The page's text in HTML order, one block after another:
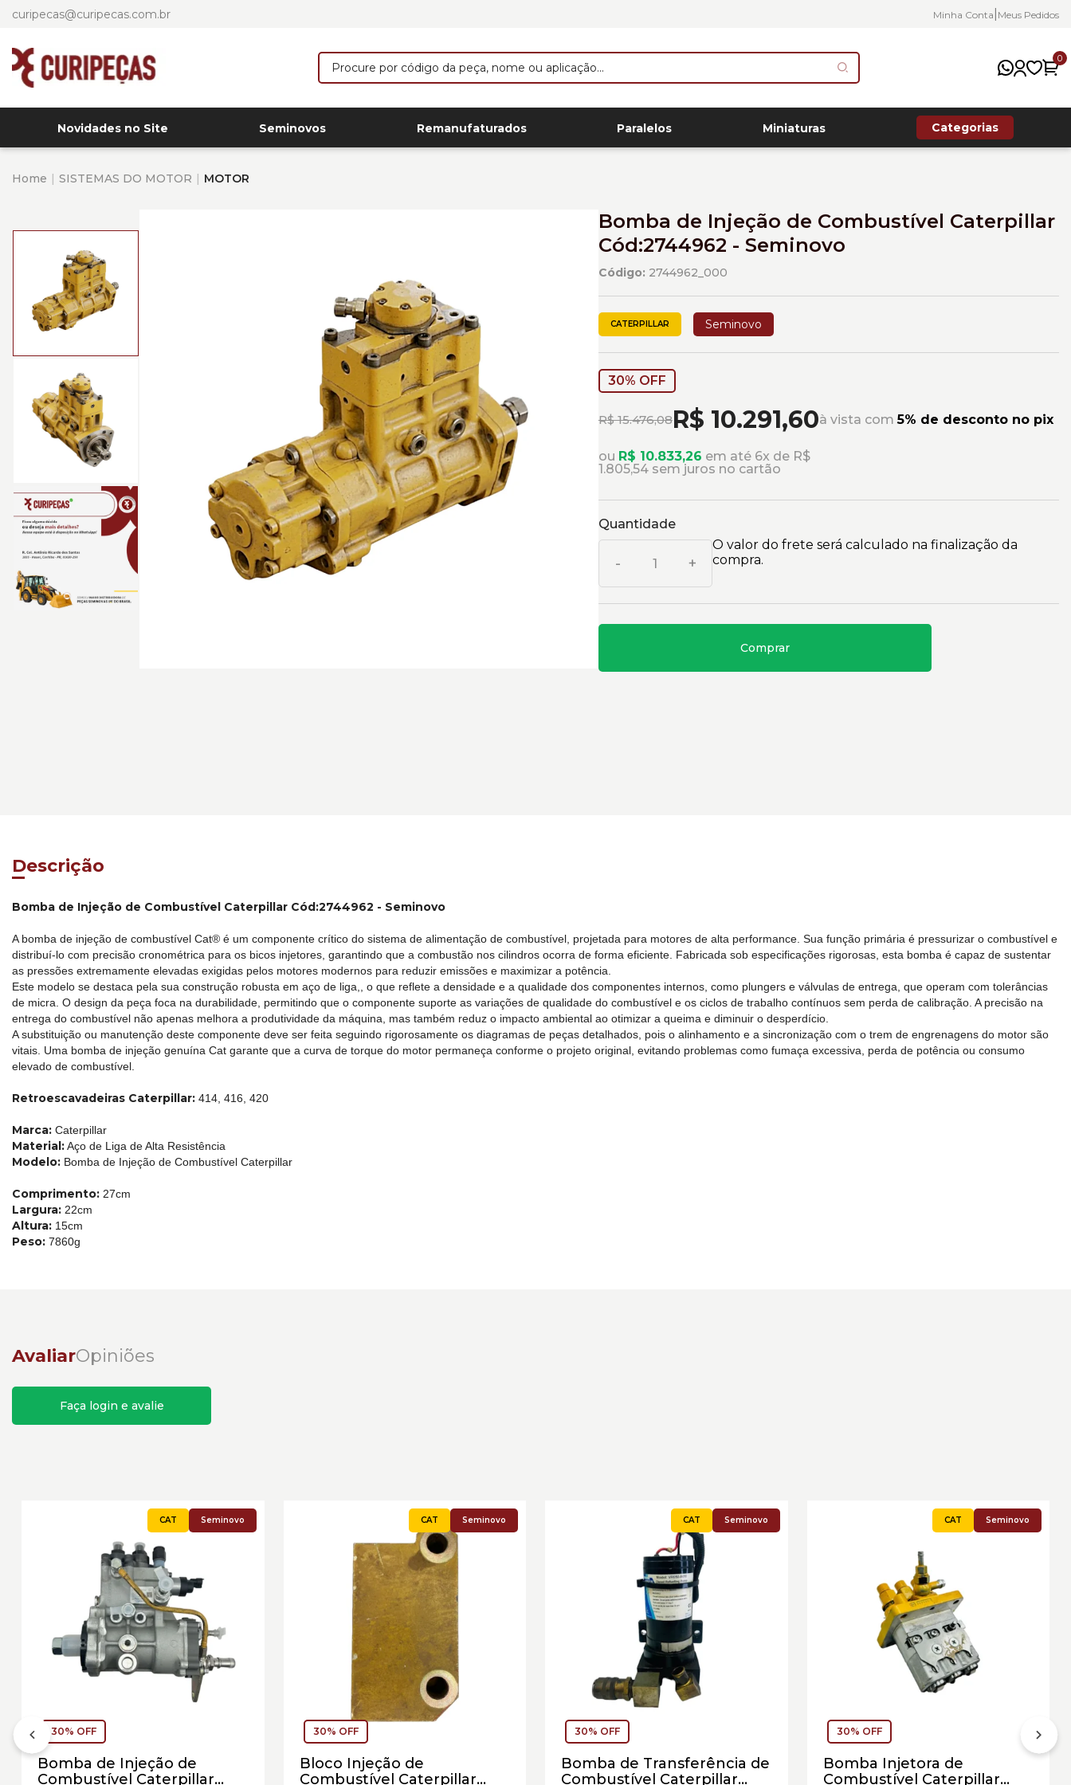
curipecas@curipecas.com.br Minha Conta Meus Pedidos
0
Novidades no Site Seminovos Remanufaturados Paralelos Miniaturas Categorias
Home SISTEMAS DO MOTOR MOTOR
Bomba de Injeção de Combustível Caterpillar
Cód:2744962 - Seminovo
Código: 2744962_000
CATERPILLAR Seminovo
30% OFF
R$ 15.476,08R$ 10.291,60à vista com5% de desconto no pix
ou R$ 10.833,26 em até 6x de R$
1.805,54 sem juros no cartão
Quantidade
- +
O valor do frete será calculado na finalização da
compra.
Comprar
Descrição
Bomba de Injeção de Combustível Caterpillar Cód:2744962 - Seminovo
A bomba de injeção de combustível Cat® é um componente crítico do sistema de alimentação de combustível, projetada para motores de alta performance. Sua função primária é pressurizar o combustível e
distribuí-lo com precisão cronométrica para os bicos injetores, garantindo que a combustão nos cilindros ocorra de forma eficiente. Fabricada sob especificações rigorosas, esta bomba é capaz de sustentar
as pressões extremamente elevadas exigidas pelos motores modernos para reduzir emissões e maximizar a potência.
Este modelo se destaca pela sua construção robusta em aço de liga,, o que reflete a densidade e a qualidade dos componentes internos, como plungers e válvulas de entrega, que operam com tolerâncias
de micra. O design da peça foca na durabilidade, permitindo que o componente suporte as variações de qualidade do combustível e os ciclos de trabalho contínuos sem perda de calibração. A precisão na
entrega do combustível não apenas melhora a produtividade da máquina, mas também reduz o impacto ambiental ao otimizar a queima e diminuir o desperdício.
A substituição ou manutenção deste componente deve ser feita seguindo rigorosamente os diagramas de peças detalhados, pois o alinhamento e a sincronização com o trem de engrenagens do motor são
vitais. Uma bomba de injeção genuína Cat garante que a curva de torque do motor permaneça conforme o projeto original, evitando problemas como fumaça excessiva, perda de potência ou consumo
elevado de combustível.
Retroescavadeiras Caterpillar: 414, 416, 420
Marca: Caterpillar
Material:Aço de Liga de Alta Resistência
Modelo: Bomba de Injeção de Combustível Caterpillar
Comprimento: 27cm
Largura: 22cm
Altura: 15cm
Peso: 7860g
AvaliarOpiniões
Faça login e avalie
Seminovo
30% OFF
Bomba de Injeção de
Combustível Caterpillar
Seminovo
30% OFF
Bloco Injeção de
Combustível Caterpillar
Seminovo
30% OFF
Bomba de Transferência de
Combustível Caterpillar
Seminovo
30% OFF
Bomba Injetora de
Combustível Caterpillar